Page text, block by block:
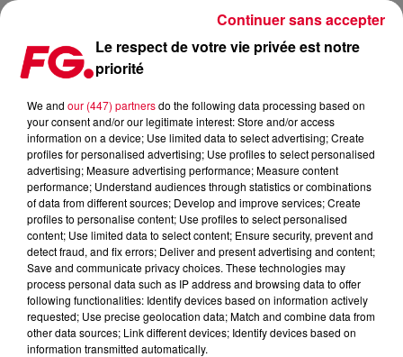
L'HACIENDA DE MANCHESTER FÊTE SON ANNIVERSAIRE !
Publié : 22 novembre 2021 à 12h23 par Christophe
HUBERT
Le respect de votre vie privée est notre
priorité
We and our (447) partnersdo the following data processing based on
your consent and/or our legitimate interest: Store and/or access
information on a device; Use limited data to select advertising; Create
profiles for personalised advertising; Use profiles to select personalised
advertising; Measure advertising performance; Measure content
performance; Understand audiences through statistics or combinations
of data from different sources; Develop and improve services; Create
profiles to personalise content; Use profiles to select personalised
content; Use limited data to select content; Ensure security, prevent and
detect fraud, and fix errors; Deliver and present advertising and content;
Save and communicate privacy choices. These technologies may
process personal data such as IP address and browsing data to offer
following functionalities: Identify devices based on information actively
requested; Use precise geolocation data; Match and combine data from
other data sources; Link different devices; Identify devices based on
information transmitted automatically.
Continuer sans accepter